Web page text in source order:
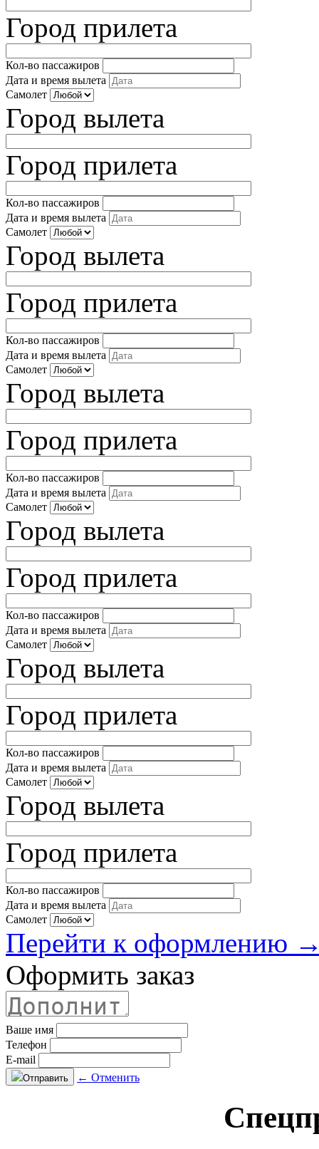
Город прилета
Кол-во пассажиров
Дата и время вылета
Самолет
Город вылета
Город прилета
Кол-во пассажиров
Дата и время вылета
Самолет
Город вылета
Город прилета
Кол-во пассажиров
Дата и время вылета
Самолет
Город вылета
Город прилета
Кол-во пассажиров
Дата и время вылета
Самолет
Город вылета
Город прилета
Кол-во пассажиров
Дата и время вылета
Самолет
Город вылета
Город прилета
Кол-во пассажиров
Дата и время вылета
Самолет
Город вылета
Город прилета
Кол-во пассажиров
Дата и время вылета
Самолет
Перейти к оформлению
Оформить заказ
Ваше имя
Телефон
E-mail
Отправить ← Отменить